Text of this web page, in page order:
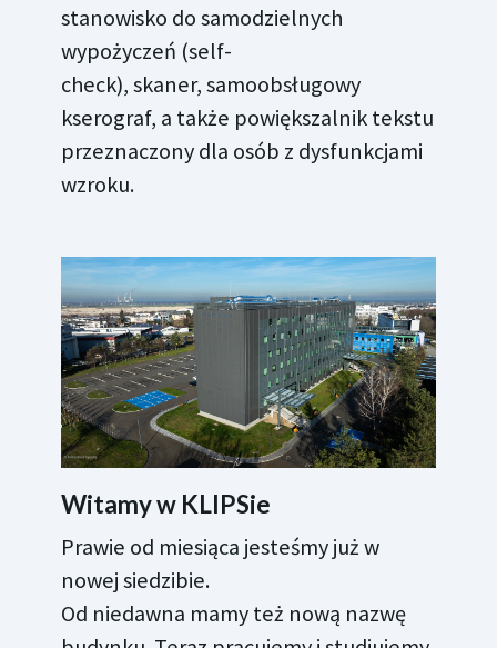
stanowisko do samodzielnych
wypożyczeń (self-
check), skaner, samoobsługowy
kserograf, a także powiększalnik tekstu
przeznaczony dla osób z dysfunkcjami
wzroku.
Witamy w KLIPSie
Prawie od miesiąca jesteśmy już w
nowej siedzibie.
Od niedawna mamy też nową nazwę